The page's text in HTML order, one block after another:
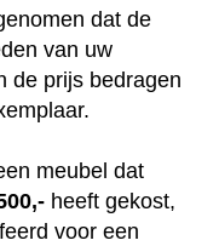
dat de
van uw
de prijs bedragen
meubel dat
heeft gekost,
voor een